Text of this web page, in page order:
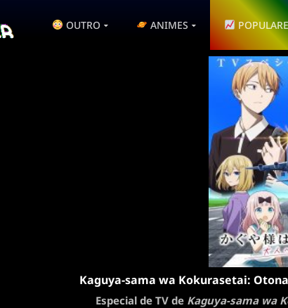
OUTRO ANIMES
Kaguya-sama wa Kokurasetai:
Especial de TV de Kaguya-sama wa